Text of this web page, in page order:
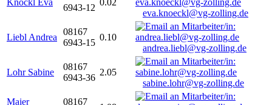
Knöckl Eva
6943-12
0.02
eva.knoeckl@vg-zolling.de
Liebl Andrea
08167
6943-15
0.10
andrea.liebl@vg-zolling.de
Lohr Sabine
08167
6943-36
2.05
sabine.lohr@vg-zolling.de
Maier
08167